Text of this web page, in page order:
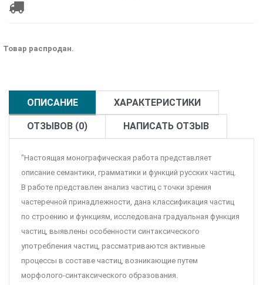
Товар распродан.
ОПИСАНИЕ ХАРАКТЕРИСТИКИ
ОТЗЫВОВ (0) НАПИСАТЬ ОТЗЫВ
"Настоящая монографическая работа представляет
описание се­мантики, грамматики и функций русских частиц.
В работе представл­ен анализ частиц с точки зрения
частеречной принадлежности, дана классификация частиц
по строению и функциям, исследована градуальная функция
частиц, выявлены особенности синтаксического
употребления частиц, рассматриваются активные
процессы в составе частиц, возникающие путем
морфолого-синтаксического образо­вания.